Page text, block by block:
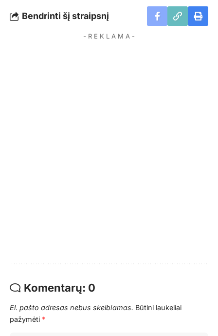
Bendrinti šį straipsnį
- R E K L A M A -
Komentarų: 0
El. pašto adresas nebus skelbiamas. Būtini laukeliai
pažymėti *